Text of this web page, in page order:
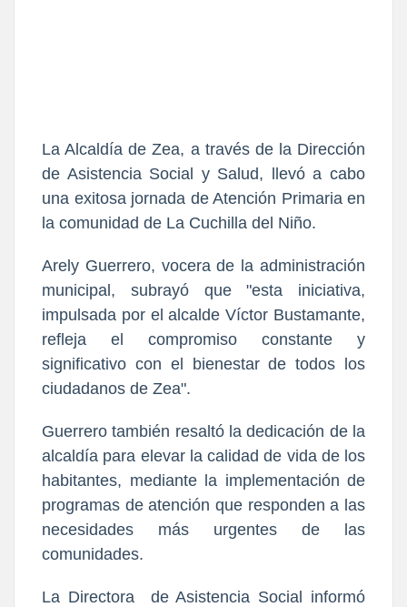
La Alcaldía de Zea, a través de la Dirección
de Asistencia Social y Salud, llevó a cabo
una exitosa jornada de Atención Primaria en
la comunidad de La Cuchilla del Niño.
Arely Guerrero, vocera de la administración
municipal, subrayó que "esta iniciativa,
impulsada por el alcalde Víctor Bustamante,
refleja el compromiso constante y
significativo con el bienestar de todos los
ciudadanos de Zea".
Guerrero también resaltó la dedicación de la
alcaldía para elevar la calidad de vida de los
habitantes, mediante la implementación de
programas de atención que responden a las
necesidades más urgentes de las
comunidades.
La Directora de Asistencia Social informó